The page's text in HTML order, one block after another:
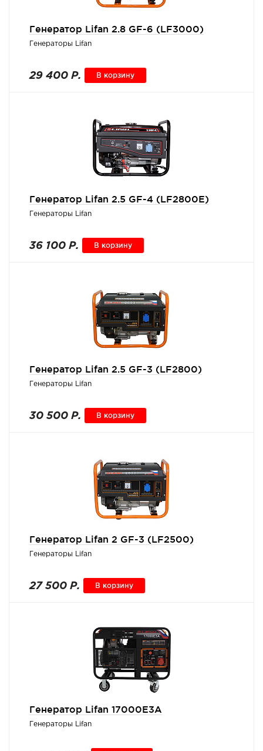
Генератор Lifan 2.8 GF-6 (LF3000)
Генераторы Lifan
29 400 Р. В корзину
Генератор Lifan 2.5 GF-4 (LF2800E)
Генераторы Lifan
36 100 Р. В корзину
Генератор Lifan 2.5 GF-3 (LF2800)
Генераторы Lifan
30 500 Р. В корзину
Генератор Lifan 2 GF-3 (LF2500)
Генераторы Lifan
27 500 Р. В корзину
Генератор Lifan 17000E3A
Генераторы Lifan